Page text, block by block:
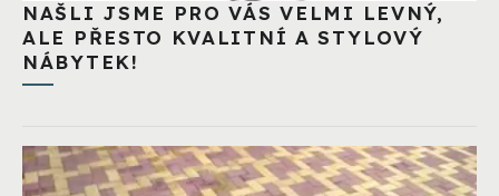
NAŠLI JSME PRO VÁS VELMI LEVNÝ,
ALE PŘESTO KVALITNÍ A STYLOVÝ
NÁBYTEK!